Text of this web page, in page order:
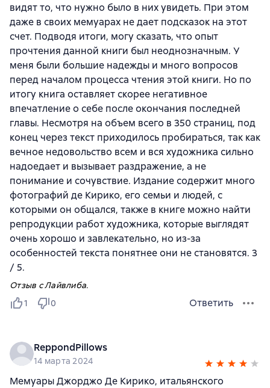
видят то, что нужно было в них увидеть. При этом
даже в своих мемуарах не дает подсказок на этот
счет. Подводя итоги, могу сказать, что опыт
прочтения данной книги был неоднозначным. У
меня были большие надежды и много вопросов
перед началом процесса чтения этой книги. Но по
итогу книга оставляет скорее негативное
впечатление о себе после окончания последней
главы. Несмотря на объем всего в 350 страниц, под
конец через текст приходилось пробираться, так как
вечное недовольство всем и вся художника сильно
надоедает и вызывает раздражение, а не
понимание и сочувствие. Издание содержит много
фотографий де Кирико, его семьи и людей, с
которыми он общался, также в книге можно найти
репродукции работ художника, которые выглядят
очень хорошо и завлекательно, но из-за
особенностей текста понятнее они не становятся. 3
/ 5.
Отзыв с Лайвлиба.
1
0 Ответить
ReppondPillows
14 марта 2024
Мемуары Джорджо Де Кирико, итальянского